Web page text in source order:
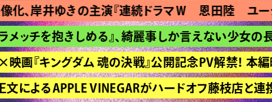
井ゆきの主演『連続ドラマＷ 恩田陸 ユージニア
を抱きしめる』、綺麗事しか言えない少女の長い旅
キングダム 魂の決戦』公開記念PV解禁！ 本編映像
るAPPLE VINEGARがハードオフ藤枝店と連携